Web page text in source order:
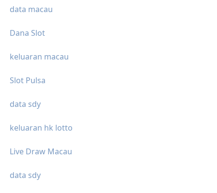
data macau
Dana Slot
keluaran macau
Slot Pulsa
data sdy
keluaran hk lotto
Live Draw Macau
data sdy